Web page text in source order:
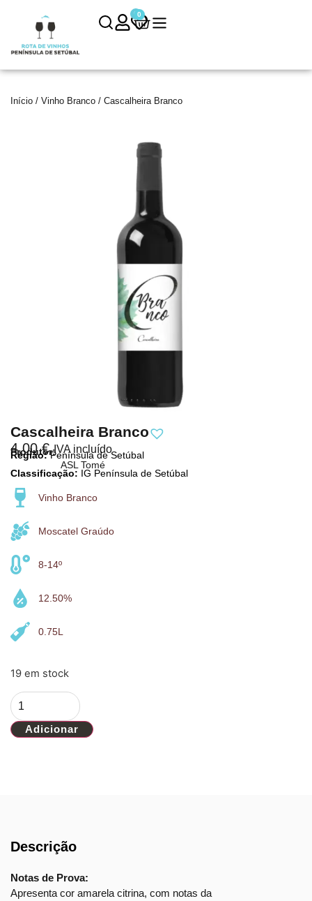
00
Início / Vinho Branco / Cascalheira Branco
Cascalheira Branco
4,00€ IVA incluído
ASL Tomé
Produtor:
Região:Península de Setúbal
Classificação: IG Península de Setúbal
Vinho Branco
Moscatel Graúdo
8-14º
12.50%
0.75L
19 em stock
Adicionar
Descrição
Notas de Prova:
Apresenta cor amarela citrina, com notas da